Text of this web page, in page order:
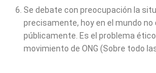
Se debate con preocupación la
precisamente, hoy en el mundo
públicamente. Es el problema
movimiento de ONG (Sobre todo